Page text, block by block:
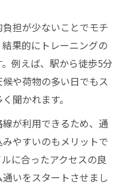
担が少ないことでモチ
果的にトレーニングの
例えば、駅から徒歩5分
や荷物の多い日でもス
聞かれます。
が利用できるため、通
やすいのもメリットで
に合ったアクセスの良
いをスタートさせまし